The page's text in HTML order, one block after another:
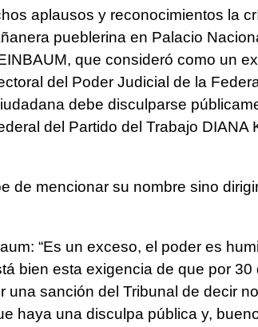
aplausos y reconocimientos la
pueblerina en Palacio
que consideró como un
del Poder Judicial de la
debe disculparse
del Partido del Trabajo DIANA
de mencionar su nombre sino
“Es un exceso, el poder es
bien esta exigencia de que por 30
una sanción del Tribunal de decir
haya una disculpa pública y,